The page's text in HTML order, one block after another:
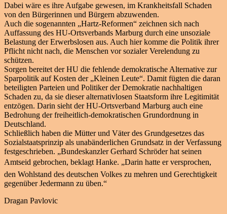
Dabei wäre es ihre Aufgabe gewesen, im Krankheitsfall Schaden
von den Bürgerinnen und Bürgern abzuwenden.
Auch die sogenannten „Hartz-Reformen“ zeichnen sich nach
Auffassung des HU-Ortsverbands Marburg durch eine unsoziale
Belastung der Erwerbslosen aus. Auch hier komme die Politik ihrer
Pflicht nicht nach, die Menschen vor sozialer Verelendung zu
schützen.
Sorgen bereitet der HU die fehlende demokratische Alternative zur
Sparpolitik auf Kosten der „Kleinen Leute“. Damit fügten die daran
beteiligten Parteien und Politiker der Demokratie nachhaltigen
Schaden zu, da sie dieser alternativlosen Staatsform ihre Legitimität
entzögen. Darin sieht der HU-Ortsverband Marburg auch eine
Bedrohung der freiheitlich-demokratischen Grundordnung in
Deutschland.
Schließlich haben die Mütter und Väter des Grundgesetzes das
Sozialstaatsprinzip als unabänderlichen Grundsatz in der Verfassung
festgeschrieben. „Bundeskanzler Gerhard Schröder hat seinen
Amtseid gebrochen, beklagt Hanke. „Darin hatte er versprochen,
den Wohlstand des deutschen Volkes zu mehren und Gerechtigkeit
gegenüber Jedermann zu üben.“
Dragan Pavlovic